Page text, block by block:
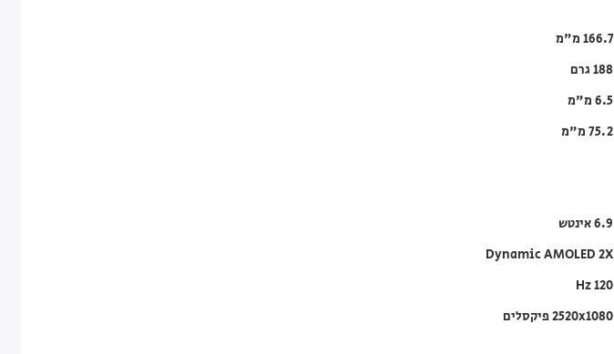
166.7 מ"מ
188 גרם
6.5 מ"מ
75.2 מ"מ
6.9 אינטש
Dynamic AMOLED 2X
120 Hz
2520x1080 פיקסלים